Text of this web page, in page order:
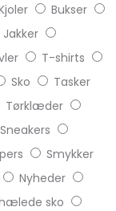
Bukser
Jakker
T-shirts
Sko
Tasker
Tørklæder
Sneakers
Smykker
Nyheder
sko